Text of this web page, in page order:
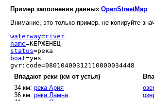
Пример заполнения данныхOpenStreetMap
Внимание, это только пример, не копируйте
waterway=river
name=КЕРЖЕНЕЦ
status=река
boat=yes
gvr:code=08010400312110000034448
Впадают реки (км от устья)
34 км:река Ария
36 км:река Ламна